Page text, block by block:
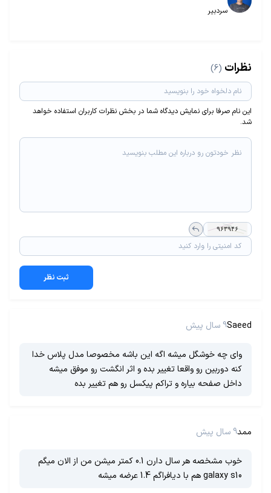
سردبیر
نظرات (6)
این نام صرفا برای نمایش دیدگاه شما در بخش نظرات کاربران استفاده خواهد
شد.
ثبت نظر
Saeed9 سال پیش
وای چه خوشگل میشه اگه این باشه مخصوصا مدل پلاس خدا
کنه دوربین رو واقعا تغییر بده و اثر انگشت رو موفق میشه
داخل صفحه بیاره و تراکم پیکسل رو هم تغییر بده
ممد9 سال پیش
خوب مشخصه هر سال دارن 0.1 کمتر میشن من از الان میگم
galaxy s10 هم با دیافراگم 1.4 عرضه میشه